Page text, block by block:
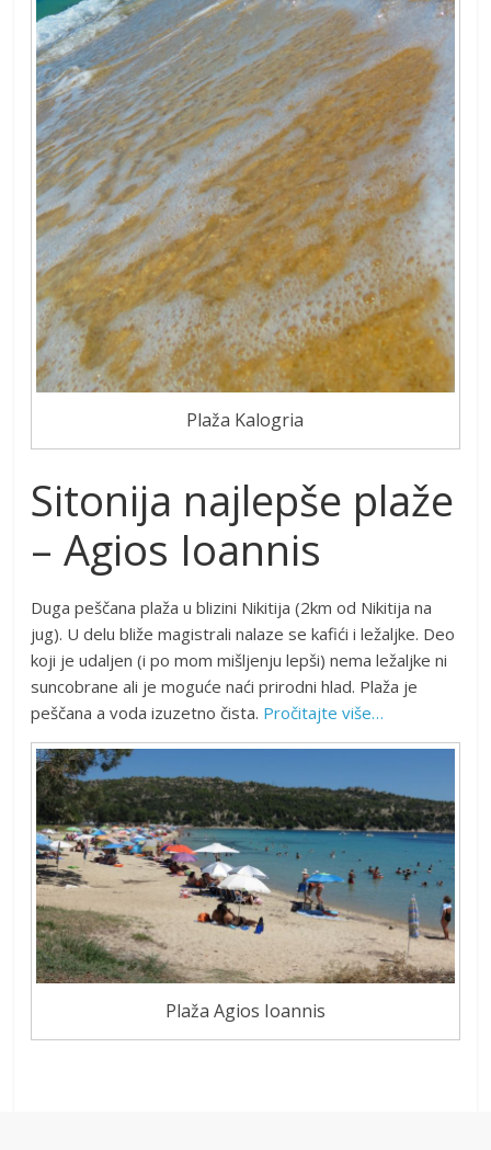
Plaža Kalogria
Sitonija najlepše plaže
– Agios Ioannis
Duga peščana plaža u blizini Nikitija (2km od Nikitija na
jug). U delu bliže magistrali nalaze se kafići i ležaljke. Deo
koji je udaljen (i po mom mišljenju lepši) nema ležaljke ni
suncobrane ali je moguće naći prirodni hlad. Plaža je
peščana a voda izuzetno čista. Pročitajte više…
Plaža Agios Ioannis